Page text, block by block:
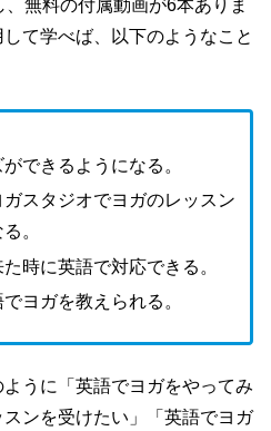
、無料の付属動画が6本ありま
て学べば、以下のようなこと
できるようになる。
スタジオでヨガのレッスン
。
時に英語で対応できる。
ヨガを教えられる。
うに「英語でヨガをやってみ
ンを受けたい」「英語でヨガ